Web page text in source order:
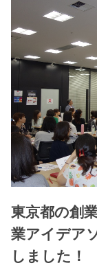
東京都の創
業アイデア
しました！